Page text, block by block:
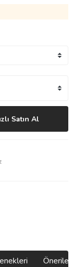
Satın Al